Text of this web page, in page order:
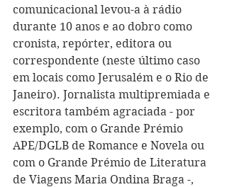
comunicacional levou-a à rádio
durante 10 anos e ao dobro como
cronista, repórter, editora ou
correspondente (neste último caso
em locais como Jerusalém e o Rio de
Janeiro). Jornalista multipremiada e
escritora também agraciada - por
exemplo, com o Grande Prémio
APE/DGLB de Romance e Novela ou
com o Grande Prémio de Literatura
de Viagens Maria Ondina Braga -,